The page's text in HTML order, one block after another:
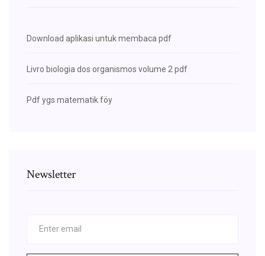
Download aplikasi untuk membaca pdf
Livro biologia dos organismos volume 2 pdf
Pdf ygs matematik föy
Newsletter